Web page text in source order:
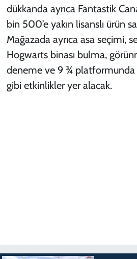
dükkanda ayrıca Fantastik
bin 500’e yakın lisanslı ürün
Mağazada ayrıca asa seçimi,
Hogwarts binası bulma,
deneme ve 9 ¾
gibi etkinlikler yer alacak.